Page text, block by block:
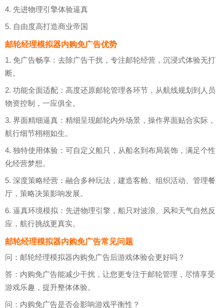
4. 先进物理引擎体验逼真
5. 自由度高打造商业帝国
邮轮经理模拟器内购免广告优势
1. 免广告畅享：去除广告干扰，专注邮轮经营，沉浸式体验无打
断。
2. 功能全面适配：高度还原邮轮管理各环节，从航线规划到人员
物资控制，一应俱全。
3. 界面精细逼真：精细呈现邮轮内外场景，操作界面贴合实际，
航行细节栩栩如生。
4. 独特使用体验：可自定义船只，从船名到布局装饰，满足个性
化经营梦想。
5. 深度策略经营：融合多种玩法，建造客舱、组织活动、管理餐
厅，策略决策影响发展。
6. 逼真环境模拟：先进物理引擎，船只对波浪、风和天气自然反
应，航行挑战更真实。
邮轮经理模拟器内购免广告常见问题
问：邮轮经理模拟器内购免广告后游戏体验会更好吗？
答：内购免广告能减少干扰，让您更专注于邮轮管理，尽情享受
游戏乐趣，提升整体体验。
问：内购免广告是否会影响游戏平衡性？